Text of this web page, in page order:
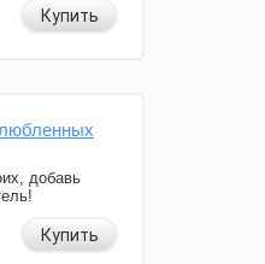
Купить
добавь
Купить